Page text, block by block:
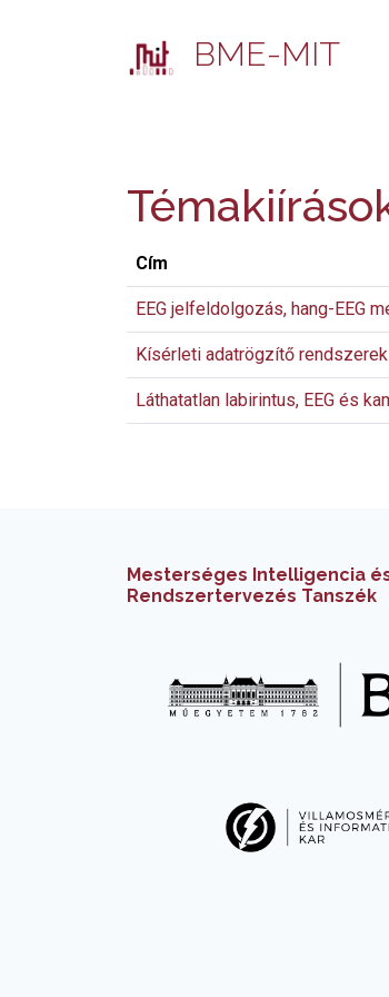
BME-MIT
Cím
EEG jelfeldolgozás, hang-EEG
Kísérleti adatrögzítő
Láthatatlan labirintus, EEG és
Mesterséges Intelligencia
Rendszertervezés Tanszék